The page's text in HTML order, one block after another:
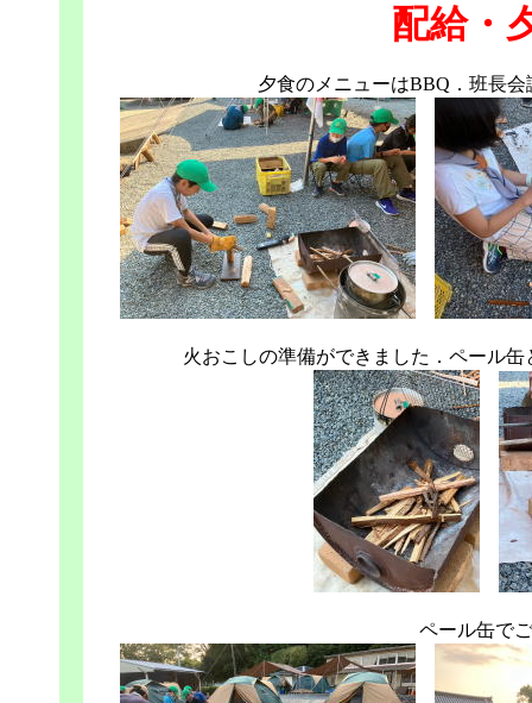
配給・
夕食のメニューはBBQ．班長
火おこしの準備ができました．ペール
ペール缶で